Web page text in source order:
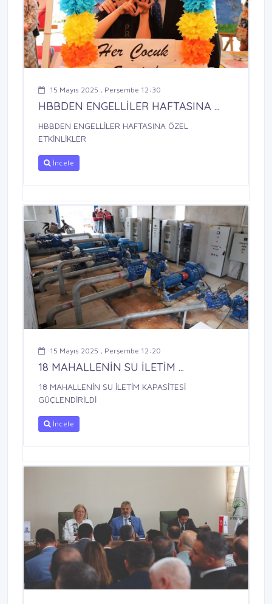
15 Mayıs 2025 , Perşembe 12:30
HBBDEN ENGELLİLER HAFTASINA ...
HBBDEN ENGELLİLER HAFTASINA ÖZEL
ETKİNLİKLER
İncele
15 Mayıs 2025 , Perşembe 12:20
18 MAHALLENİN SU İLETİM ...
18 MAHALLENİN SU İLETİM KAPASİTESİ
GÜÇLENDİRİLDİ
İncele